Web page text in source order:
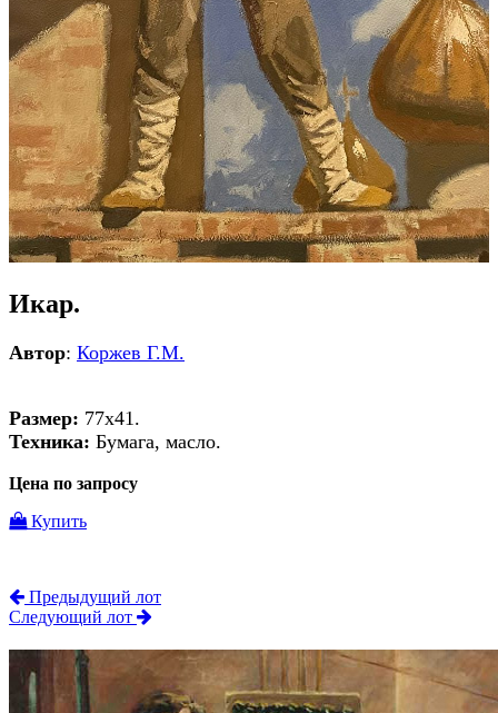
Икар.
Автор: Коржев Г.М.
Размер: 77х41.
Техника: Бумага, масло.
Цена по запросу
Купить
Предыдущий лот
Следующий лот